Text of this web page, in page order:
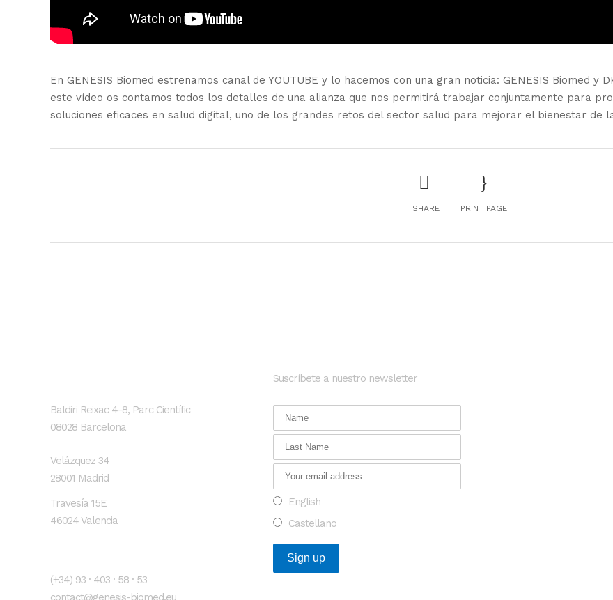
En GENESIS Biomed estrenamos canal de YOUTUBE y lo hacemos con una gran noticia: GENESIS Biomed y
este vídeo os contamos todos los detalles de una alianza que nos permitirá trabajar conjuntamente para
soluciones eficaces en salud digital, uno de los grandes retos del sector salud para mejorar el bienestar de
SHARE PRINT PAGE
Baldiri Reixac 4-8, Parc Científic
08028 Barcelona
Velázquez 34
28001 Madrid
Travesía 15E
46024 Valencia
(+34) 93 · 403 · 58 · 53
contact@genesis-biomed.eu
Suscríbete a nuestro newsletter
English
Castellano